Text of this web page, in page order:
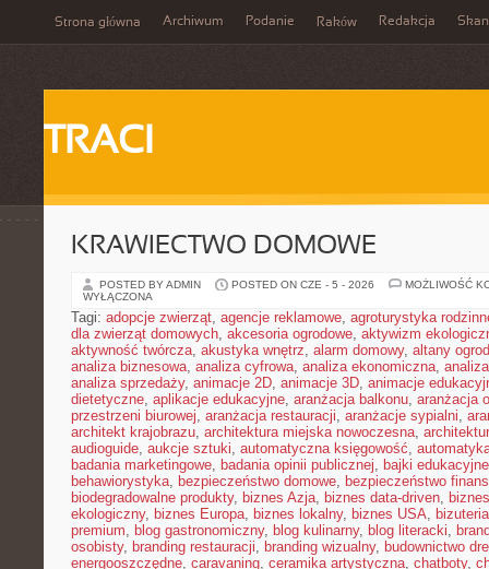
Strona główna Archiwum Podanie Raków Redakcja
TRACI
KRAWIECTWO DOMOWE
POSTED BY ADMIN POSTED ON CZE - 5 - 2026
MOŻLIWOŚĆ
WYŁĄCZONA
Tagi: adopcje zwierząt, agencje reklamowe, agroturystyka
dla zwierząt domowych, akcesoria ogrodowe, aktywizm
aktywność twórcza, akustyka wnętrz, alarm domowy, altany
analiza biznesowa, analiza cyfrowa, analiza ekonomiczna,
analiza sprzedaży, animacje 2D, animacje 3D, animacje
dietetyczne, aplikacje edukacyjne, aranżacja balkonu, aranżacja
przestrzeni biurowej, aranżacja restauracji, aranżacje sypialni,
architekt krajobrazu, architektura miejska nowoczesna,
audioguide, aukcje sztuki, automatyczna księgowość,
badania marketingowe, badania opinii publicznej, bajki edukacyjne
behawiorystyka, bezpieczeństwo domowe, bezpieczeństwo
biodegradowalne produkty, biznes Azja, biznes data-driven,
ekologiczny, biznes Europa, biznes lokalny, biznes USA,
premium, blog gastronomiczny, blog kulinarny, blog literacki,
osobisty, branding restauracji, branding wizualny, budownictwo
energooszczędne, caravaning, ceramika artystyczna, chatboty,